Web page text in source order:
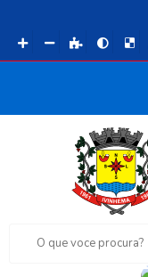
O que voce procura?